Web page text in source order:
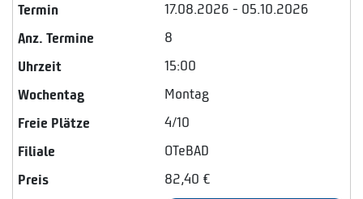
17.08.2026 - 05.10.2026
8
15:00
Montag
4/10
OTeBAD
82,40 €